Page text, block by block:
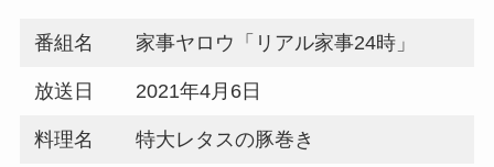
番組名 家事ヤロウ「リアル家事24時」
放送日 2021年4月6日
料理名 特大レタスの豚巻き